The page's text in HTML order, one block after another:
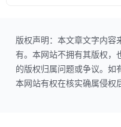
版权声明：本文章文字内容
有。本网站不拥有其版权，
的版权归属问题或争议。如
本网站有权在核实确属侵权